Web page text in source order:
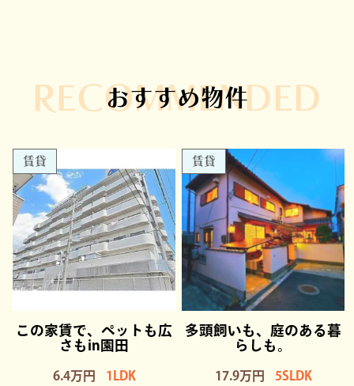
RECOMMENDED
おすすめ物件
賃貸
この家賃で、ペットも広
さもin園田
6.4万円 1LDK
賃貸
多頭飼いも、庭のある暮
らしも。
17.9万円 5SLDK